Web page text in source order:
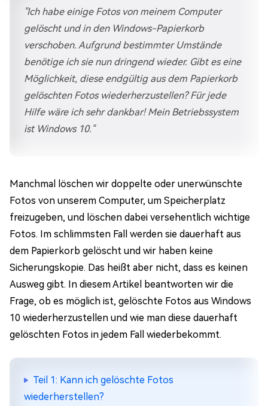
"Ich habe einige Fotos von meinem Computer
gelöscht und in den Windows-Papierkorb
verschoben. Aufgrund bestimmter Umstände
benötige ich sie nun dringend wieder. Gibt es eine
Möglichkeit, diese endgültig aus dem Papierkorb
gelöschten Fotos wiederherzustellen? Für jede
Hilfe wäre ich sehr dankbar! Mein Betriebssystem
ist Windows 10."
Manchmal löschen wir doppelte oder unerwünschte
Fotos von unserem Computer, um Speicherplatz
freizugeben, und löschen dabei versehentlich wichtige
Fotos. Im schlimmsten Fall werden sie dauerhaft aus
dem Papierkorb gelöscht und wir haben keine
Sicherungskopie. Das heißt aber nicht, dass es keinen
Ausweg gibt. In diesem Artikel beantworten wir die
Frage, ob es möglich ist, gelöschte Fotos aus Windows
10 wiederherzustellen und wie man diese dauerhaft
gelöschten Fotos in jedem Fall wiederbekommt.
Teil 1: Kann ich gelöschte Fotos
wiederherstellen?